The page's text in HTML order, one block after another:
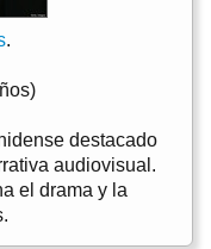
.
destacado
audiovisual.
el drama y la